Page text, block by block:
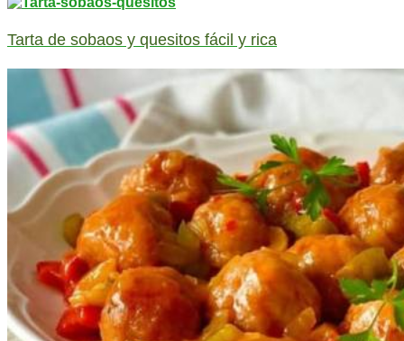
Tarta de sobaos y quesitos fácil y rica